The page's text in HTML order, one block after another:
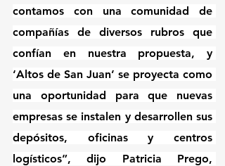
contamos con una comunidad de
compañías de diversos rubros que
confían en nuestra propuesta, y
‘Altos de San Juan’ se proyecta como
una oportunidad para que nuevas
empresas se instalen y desarrollen sus
depósitos, oficinas y centros
logísticos”, dijo Patricia Prego,